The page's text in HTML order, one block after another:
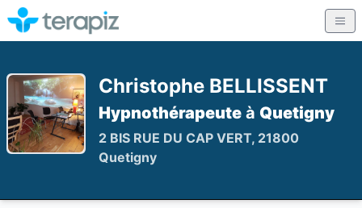
Christophe BELLISSENT
Hypnothérapeute à Quetigny
2 BIS RUE DU CAP VERT, 21800
Quetigny